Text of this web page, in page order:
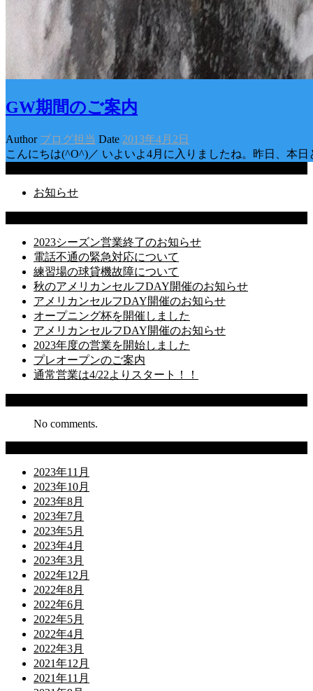
GW期間のご案内
Author ブログ担当 Date 2013年4月2日
こんにちは(^O^)／ いよいよ4月に入りましたね。昨日、本
お知らせ
2023シーズン営業終了のお知らせ
電話不通の緊急対応について
練習場の球貸機故障について
秋のアメリカンセルフDAY開催のお知らせ
アメリカンセルフDAY開催のお知らせ
オープニング杯を開催しました
アメリカンセルフDAY開催のお知らせ
2023年度の営業を開始しました
プレオープンのご案内
通常営業は4/22よりスタート！！
No comments.
2023年11月
2023年10月
2023年8月
2023年7月
2023年5月
2023年4月
2023年3月
2022年12月
2022年8月
2022年6月
2022年5月
2022年4月
2022年3月
2021年12月
2021年11月